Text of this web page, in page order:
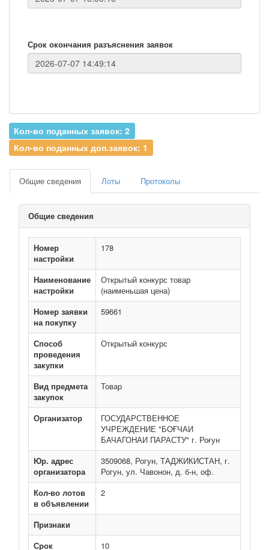
Срок окончания разъяснения заявок
Кол-во поданных заявок: 2
Кол-во поданных доп.заявок: 1
Общие сведения Лоты Протоколы
Общие сведения
Номер
настройки
178
Наименование
настройки
Открытый конкурс товар
(наименьшая цена)
Номер заявки
на покупку
59661
Способ
проведения
закупки
Открытый конкурс
Вид предмета
закупок
Товар
Организатор
ГОСУДАРСТВЕННОЕ
УЧРЕЖДЕНИЕ "БОҒЧАИ
БАЧАГОНАИ ПАРАСТУ" г. Роғун
Юр. адрес
организатора
3509068, Рогун, ТАДЖИКИСТАН, г.
Рогун, ул. Чавонон, д. б-н, оф.
Кол-во лотов
в объявлении
2
Признаки
Срок
10